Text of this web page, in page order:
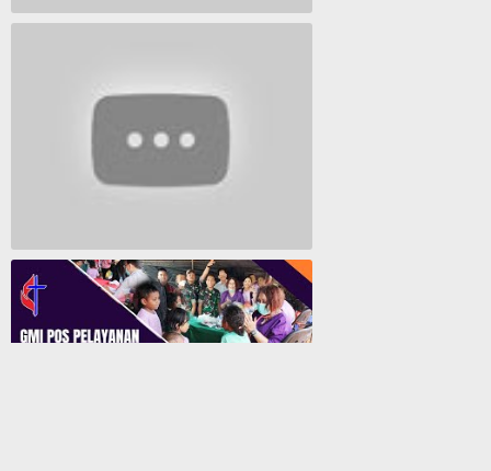
Lagu Timur yang Paling 2022
Lagu Rohani Tanpa Iklan - Lagu Pujian dan Penyembahan Paskah 2022